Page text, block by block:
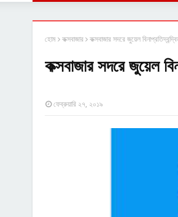
হোম কক্সবাজার কক্সবাজার সদরে জুয়েল
কক্সবাজার সদরে জুয়েল
ফেব্রুয়ারি ২৭, ২০১৯